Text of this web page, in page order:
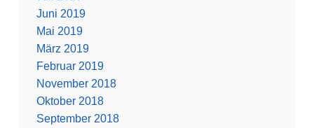
Juni 2019
Mai 2019
März 2019
Februar 2019
November 2018
Oktober 2018
September 2018